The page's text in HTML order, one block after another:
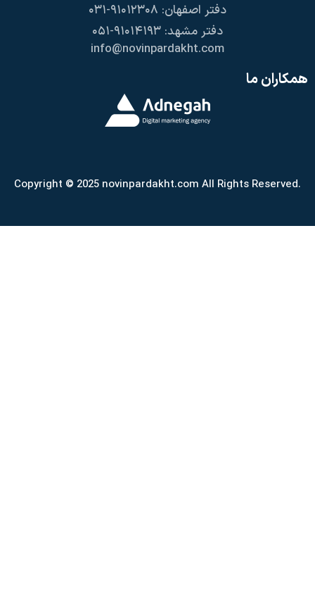
دفتر اصفهان: ۹۱۰۱۲۳۰۸-۰۳۱
دفتر مشهد: ۹۱۰۱۴۱۹۳-۰۵۱
info@novinpardakht.com
همکاران ما
Copyright © 2025 novinpardakht.com All Rights Reserved.